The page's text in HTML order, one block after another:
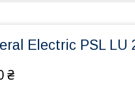
Electric PSL LU
₴